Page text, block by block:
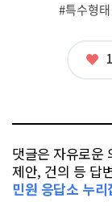
#특수형
댓글은 자유로운
제안, 건의 등 답
민원 응답소 누